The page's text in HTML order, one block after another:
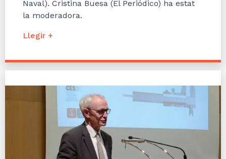
Naval). Cristina Buesa (El Periódico) ha estat
la moderadora.
Llegir +